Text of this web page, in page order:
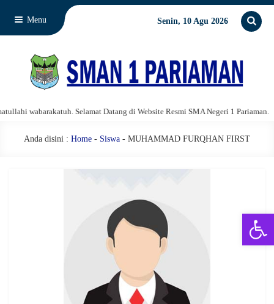
Menu Senin, 10 Agu 2026
wabarakatuh. Selamat Datang di Website Resmi SMA Negeri 1 Pariaman.
Anda disini : Home - Siswa - MUHAMMAD FURQHAN FIRST